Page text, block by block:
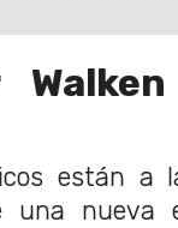
están a
una nueva